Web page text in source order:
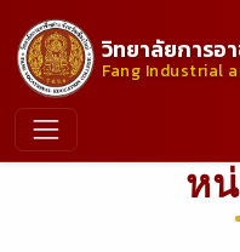
วิทยาลัยการอ
Fang Industrial
ห